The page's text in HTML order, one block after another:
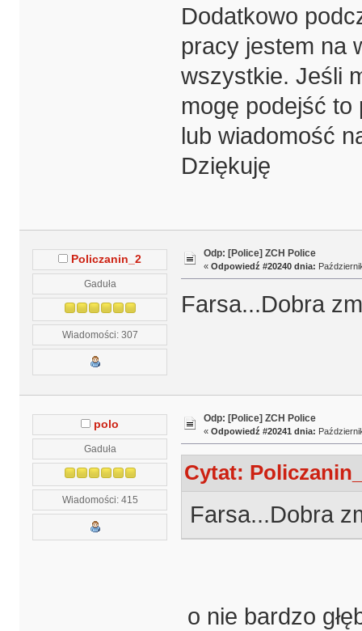
Dodatkowo
pracy jestem na
wszystkie. Jeśli
mogę podejść
lub wiadomość
Dziękuję
Policzanin_2
Gaduła
Wiadomości: 307
Odp: [Police] ZCH Police
« Odpowiedź #20240 dnia:
Farsa...Dobra
polo
Gaduła
Wiadomości: 415
Odp: [Police] ZCH Police
« Odpowiedź #20241 dnia:
Cytat:
Farsa...Dobra
o nie bardzo